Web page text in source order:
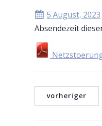
5 August, 2023
Absendezeit
vorheriger